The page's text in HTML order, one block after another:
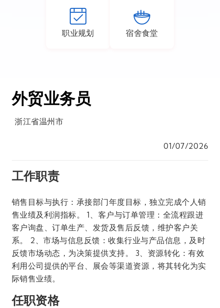
职业规划 宿舍食堂
外贸业务员
浙江省温州市
01/07/2026
工作职责
销售目标与执行：承接部门年度目标，独立完成个人销
售业绩及利润指标。 1、客户与订单管理：全流程跟进
客户询盘、订单生产、发货及售后反馈，维护客户关
系。 2、市场与信息反馈：收集行业与产品信息，及时
反馈市场动态，为决策提供支持。 3、资源转化：有效
利用公司提供的平台、展会等渠道资源，将其转化为实
际销售业绩。
任职资格